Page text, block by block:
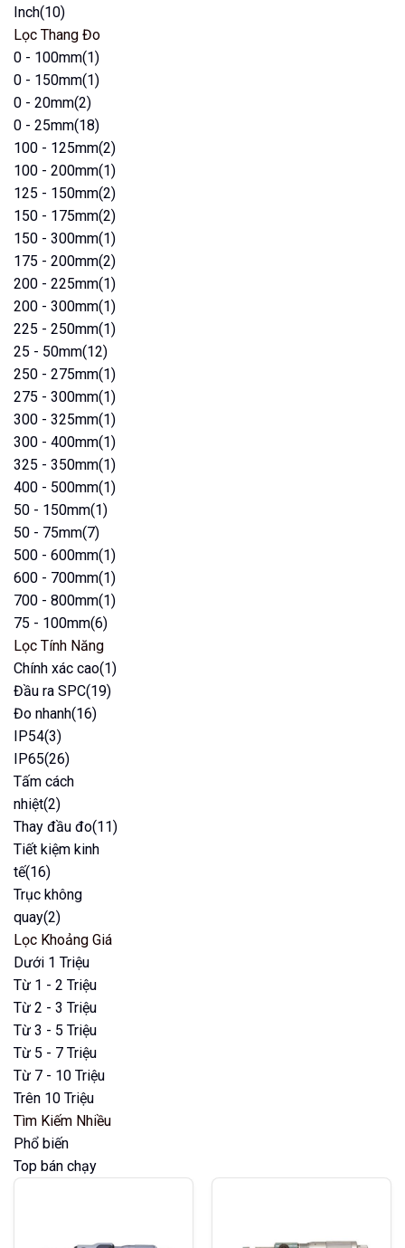
Inch(10)
Lọc Thang Đo
0 - 100mm(1)
0 - 150mm(1)
0 - 20mm(2)
0 - 25mm(18)
100 - 125mm(2)
100 - 200mm(1)
125 - 150mm(2)
150 - 175mm(2)
150 - 300mm(1)
175 - 200mm(2)
200 - 225mm(1)
200 - 300mm(1)
225 - 250mm(1)
25 - 50mm(12)
250 - 275mm(1)
275 - 300mm(1)
300 - 325mm(1)
300 - 400mm(1)
325 - 350mm(1)
400 - 500mm(1)
50 - 150mm(1)
50 - 75mm(7)
500 - 600mm(1)
600 - 700mm(1)
700 - 800mm(1)
75 - 100mm(6)
Lọc Tính Năng
Chính xác cao(1)
Đầu ra SPC(19)
Đo nhanh(16)
IP54(3)
IP65(26)
Tấm cách
nhiệt(2)
Thay đầu đo(11)
Tiết kiệm kinh
tế(16)
Trục không
quay(2)
Lọc Khoảng Giá
Dưới 1 Triệu
Từ 1 - 2 Triệu
Từ 2 - 3 Triệu
Từ 3 - 5 Triệu
Từ 5 - 7 Triệu
Từ 7 - 10 Triệu
Trên 10 Triệu
Tìm Kiếm Nhiều
Phổ biến
Top bán chạy